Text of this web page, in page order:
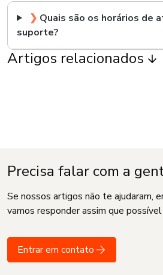
❯ Quais são os horários de
suporte?
Artigos relacionados
Precisa falar com a
Se nossos artigos não te ajudaram,
vamos responder assim que possível
Entrar em contato